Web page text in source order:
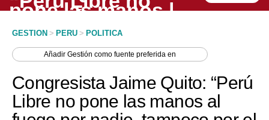
Economía
Mercados
GESTION > PERU > POLITICA
AñadirGestión como fuente preferida en
Congresista Jaime Quito: “Perú
Libre no pone las manos al